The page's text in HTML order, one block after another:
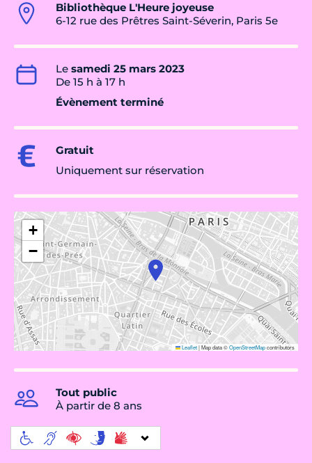
Bibliothèque L'Heure joyeuse
6-12 rue des Prêtres Saint-Séverin, Paris 5e
Le samedi 25 mars 2023
De 15 h à 17 h
Évènement terminé
Gratuit
Uniquement sur réservation
+
−
Leaflet|Map data ©OpenStreetMapcontributors
Tout public
À partir de 8 ans